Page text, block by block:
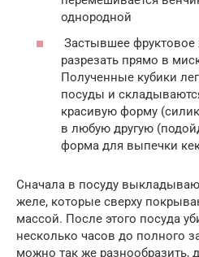
однородной
Застывшее
разрезать прямо в
Полученные кубики
посуды и
красивую форму
в любую другую
форма для выпечки
Сначала в посуду
желе, которые сверху
массой. После этого посуда
несколько часов до полного
можно так же разнообразить,